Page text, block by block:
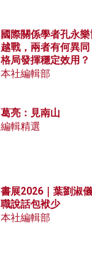
國際關係學者孔永
越戰，兩者有何異
格局發揮穩定效用？
本社編輯部
葛亮：見南山
編輯精選
書展2026｜葉劉淑
職說話包袱少
本社編輯部